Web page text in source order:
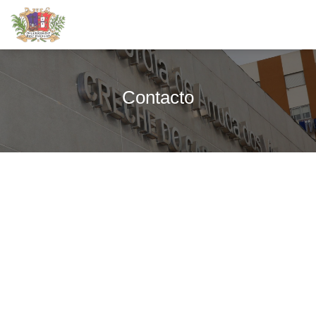
Contacto